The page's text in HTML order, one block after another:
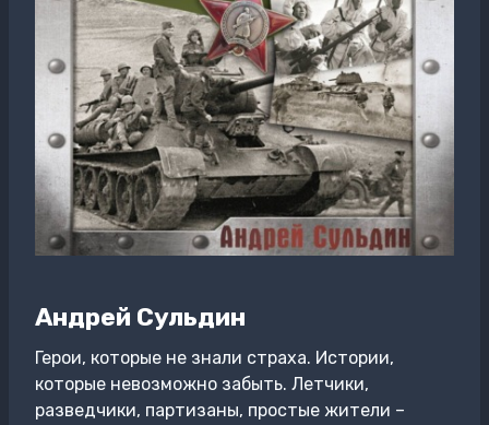
Андрей Сульдин
Герои, которые не знали страха. Истории,
которые невозможно забыть. Летчики,
разведчики, партизаны, простые жители –